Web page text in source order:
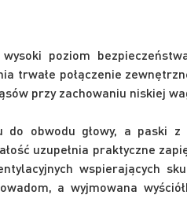
poziom
trwałe połączenie
przy zachowaniu niskiej
obwodu głowy, a paski
uzupełnia praktyczne
wspierających
a wyjmowana